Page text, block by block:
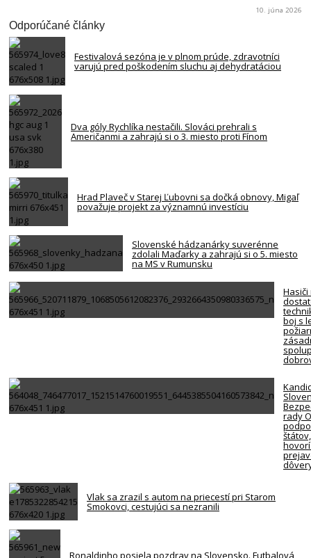
10. júna 2026
Odporúčané články
Festivalová sezóna je v plnom prúde, zdravotníci
varujú pred poškodením sluchu aj dehydratáciou
Dva góly Rychlíka nestačili. Slováci prehrali s
Američanmi a zahrajú si o 3. miesto proti Fínom
Hrad Plaveč v Starej Ľubovni sa dočká obnovy, Migaľ
považuje projekt za významnú investíciu
Slovenské hádzanárky suverénne
zdolali Maďarky a zahrajú si o 5. miesto
na MS v Rumunsku
Hasiči
boj s
rady
Vlak sa zrazil s autom na priecestí pri Starom
Smokovci, cestujúci sa nezranili
Ronaldinho posiela pozdrav na Slovensko. Futbalová